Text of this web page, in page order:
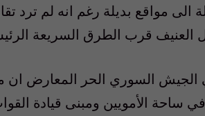
الى مواقع بديلة رغم انه لم ترد
العنيف قرب الطرق السريعة
السوري الحر المعارض ان
في ساحة الأمويين ومبنى قيادة